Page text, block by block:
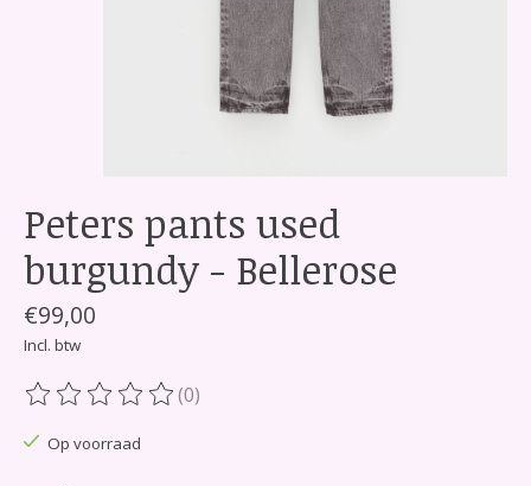
Peters pants used
burgundy - Bellerose
€99,00
Incl. btw
De beoordeling van dit product is
(0)
Op voorraad